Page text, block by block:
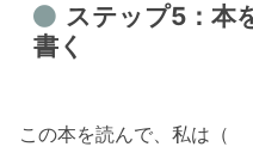
ステップ5：本
書く
この本を読ん